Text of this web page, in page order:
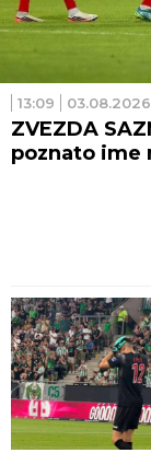
13:09 03.08.2026
ZVEZDA
poznato ime